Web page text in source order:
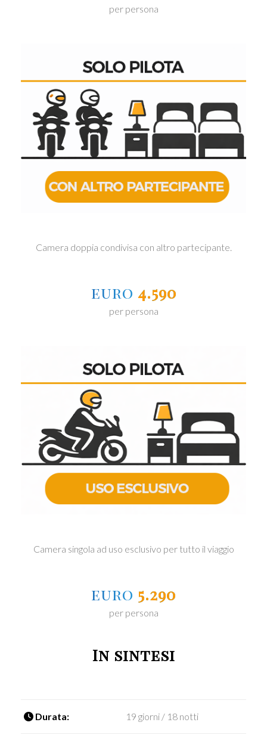
per persona
Camera doppia condivisa con altro partecipante.
euro 4.590
per persona
Camera singola ad uso esclusivo per tutto il viaggio
euro 5.290
per persona
In sintesi
Durata: 19 giorni / 18 notti